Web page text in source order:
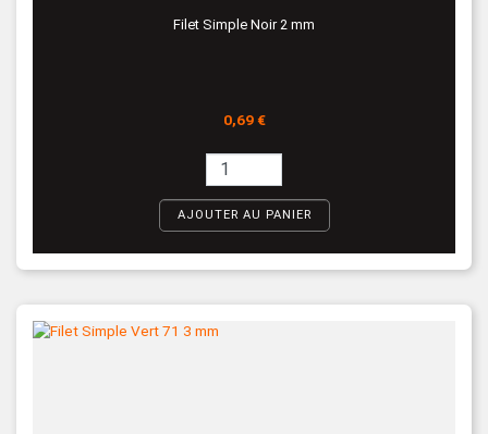
Filet Simple Noir 2 mm
Prix
0,69 €
AJOUTER AU PANIER